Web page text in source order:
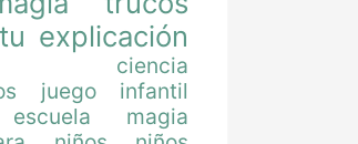
explicación
ciencia
juego
infantil
escuela magia